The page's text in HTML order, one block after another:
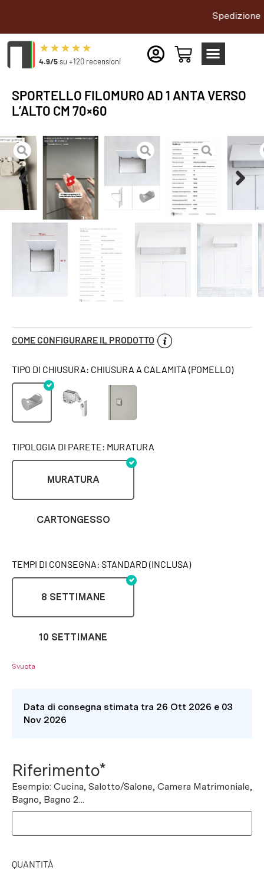
Spedizione gratuita
4.9/5su +120 recensioni
SPORTELLO FILOMURO AD 1 ANTA VERSO
L’ALTO CM 70×60
COME CONFIGURARE IL PRODOTTO
TIPO DI CHIUSURA: CHIUSURA A CALAMITA (POMELLO)
TIPOLOGIA DI PARETE: MURATURA
MURATURA
CARTONGESSO
TEMPI DI CONSEGNA: STANDARD (INCLUSA)
8 SETTIMANE
10 SETTIMANE
Svuota
Data di consegna stimata tra 26 Ott 2026 e 03
Nov 2026
Riferimento*
Esempio: Cucina, Salotto/Salone, Camera Matrimoniale,
Bagno, Bagno 2...
QUANTITÀ